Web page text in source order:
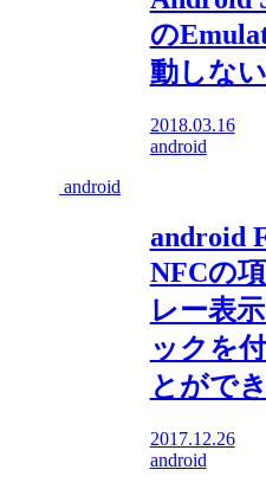
の
動しない
2018.03.16
android
android
android
NFCの
レー表
ックを
とがで
2017.12.26
android